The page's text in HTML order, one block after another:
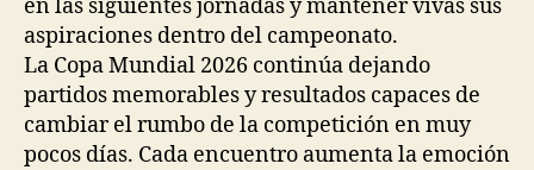
en las siguientes jornadas y mantener vivas sus
aspiraciones dentro del campeonato.
La Copa Mundial 2026 continúa dejando
partidos memorables y resultados capaces de
cambiar el rumbo de la competición en muy
pocos días. Cada encuentro aumenta la emoción